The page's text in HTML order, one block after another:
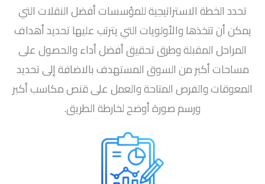
تحدد الخطة الاستراتيجية للمؤسسات أفضل النقلات التي
يمكن أن تتخذها والأولويات التي يترتب عليها تحديد أهداف
المراحل المقبلة وطرق تحقيق أفضل أداء والحصول على
مساحات أكبر من السوق المستهدف بالاضافة إلى تحديد
المعوقات والفرص المتاحة والعمل على قنص مكاسب أكبر
ورسم صورة أوضح لخارطة الطريق.